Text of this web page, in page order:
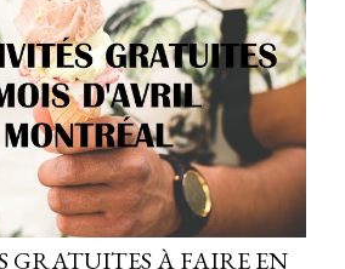
GRATUITES À FAIRE EN